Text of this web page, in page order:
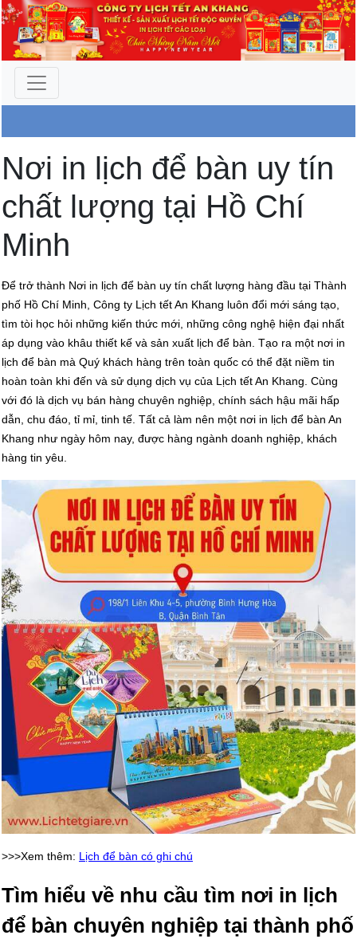
Công Ty An Khang
Nơi in lịch để bàn uy tín
chất lượng tại Hồ Chí
Minh
Để trở thành Nơi in lịch để bàn uy tín chất lượng hàng đầu tại Thành
phố Hồ Chí Minh, Công ty Lịch tết An Khang luôn đổi mới sáng tạo,
tìm tòi học hỏi những kiến thức mới, những công nghệ hiện đại nhất
áp dụng vào khâu thiết kế và sản xuất lịch để bàn. Tạo ra một nơi in
lịch để bàn mà Quý khách hàng trên toàn quốc có thể đặt niềm tin
hoàn toàn khi đến và sử dụng dịch vụ của Lịch tết An Khang. Cùng
với đó là dịch vụ bán hàng chuyên nghiệp, chính sách hậu mãi hấp
dẫn, chu đáo, tỉ mỉ, tinh tế. Tất cả làm nên một nơi in lịch để bàn An
Khang như ngày hôm nay, được hàng ngành doanh nghiệp, khách
hàng tin yêu.
>>>Xem thêm: Lịch để bàn có ghi chú
Tìm hiểu về nhu cầu tìm nơi in lịch
để bàn chuyên nghiệp tại thành phố